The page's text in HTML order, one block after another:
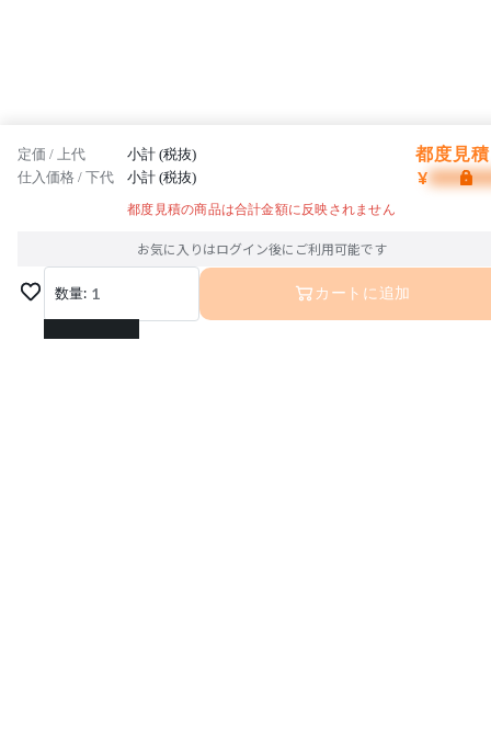
定価 / 上代 小計 (税抜) 都度見
仕入価格 / 下代 小計 (税抜) ¥
都度見積の商品は合計金額に反映されません
お気に入りはログイン後にご利用可能です
数量: 1
1
カートに追加